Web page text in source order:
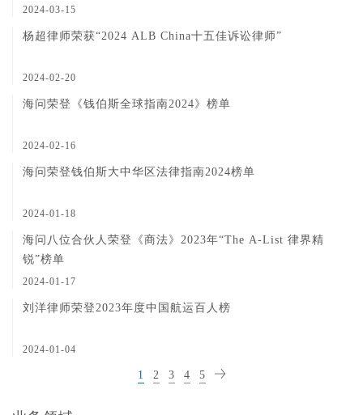
2024-03-15
杨超律师荣获“2024 ALB China十五佳诉讼律师”
2024-02-20
海问荣登《钱伯斯全球指南2024》榜单
2024-02-16
海问荣登钱伯斯大中华区法律指南2024榜单
2024-01-18
海问八位合伙人荣登《商法》2023年“The A-List 律界精
锐”榜单
2024-01-17
刘洋律师荣登2023年度中国航运百人榜
2024-01-04
1 2 3 4 5